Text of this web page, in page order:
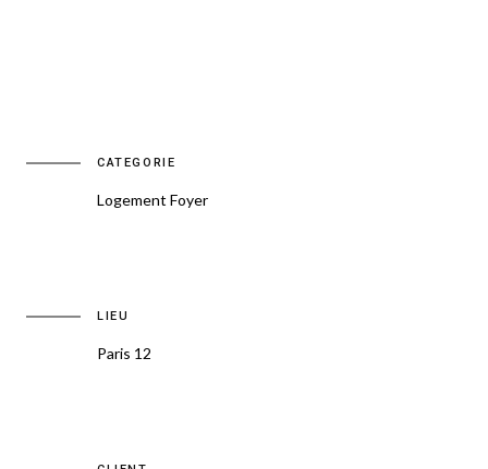
CATEGORIE
Logement Foyer
LIEU
Paris 12